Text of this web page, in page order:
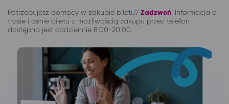
Potrzebujesz pomocy w zakupie biletu? Zadzwoń Informacja o
trasie i cenie biletu z możliwością zakupu przez telefon
dostępna jest codziennie 8:00-20:00.